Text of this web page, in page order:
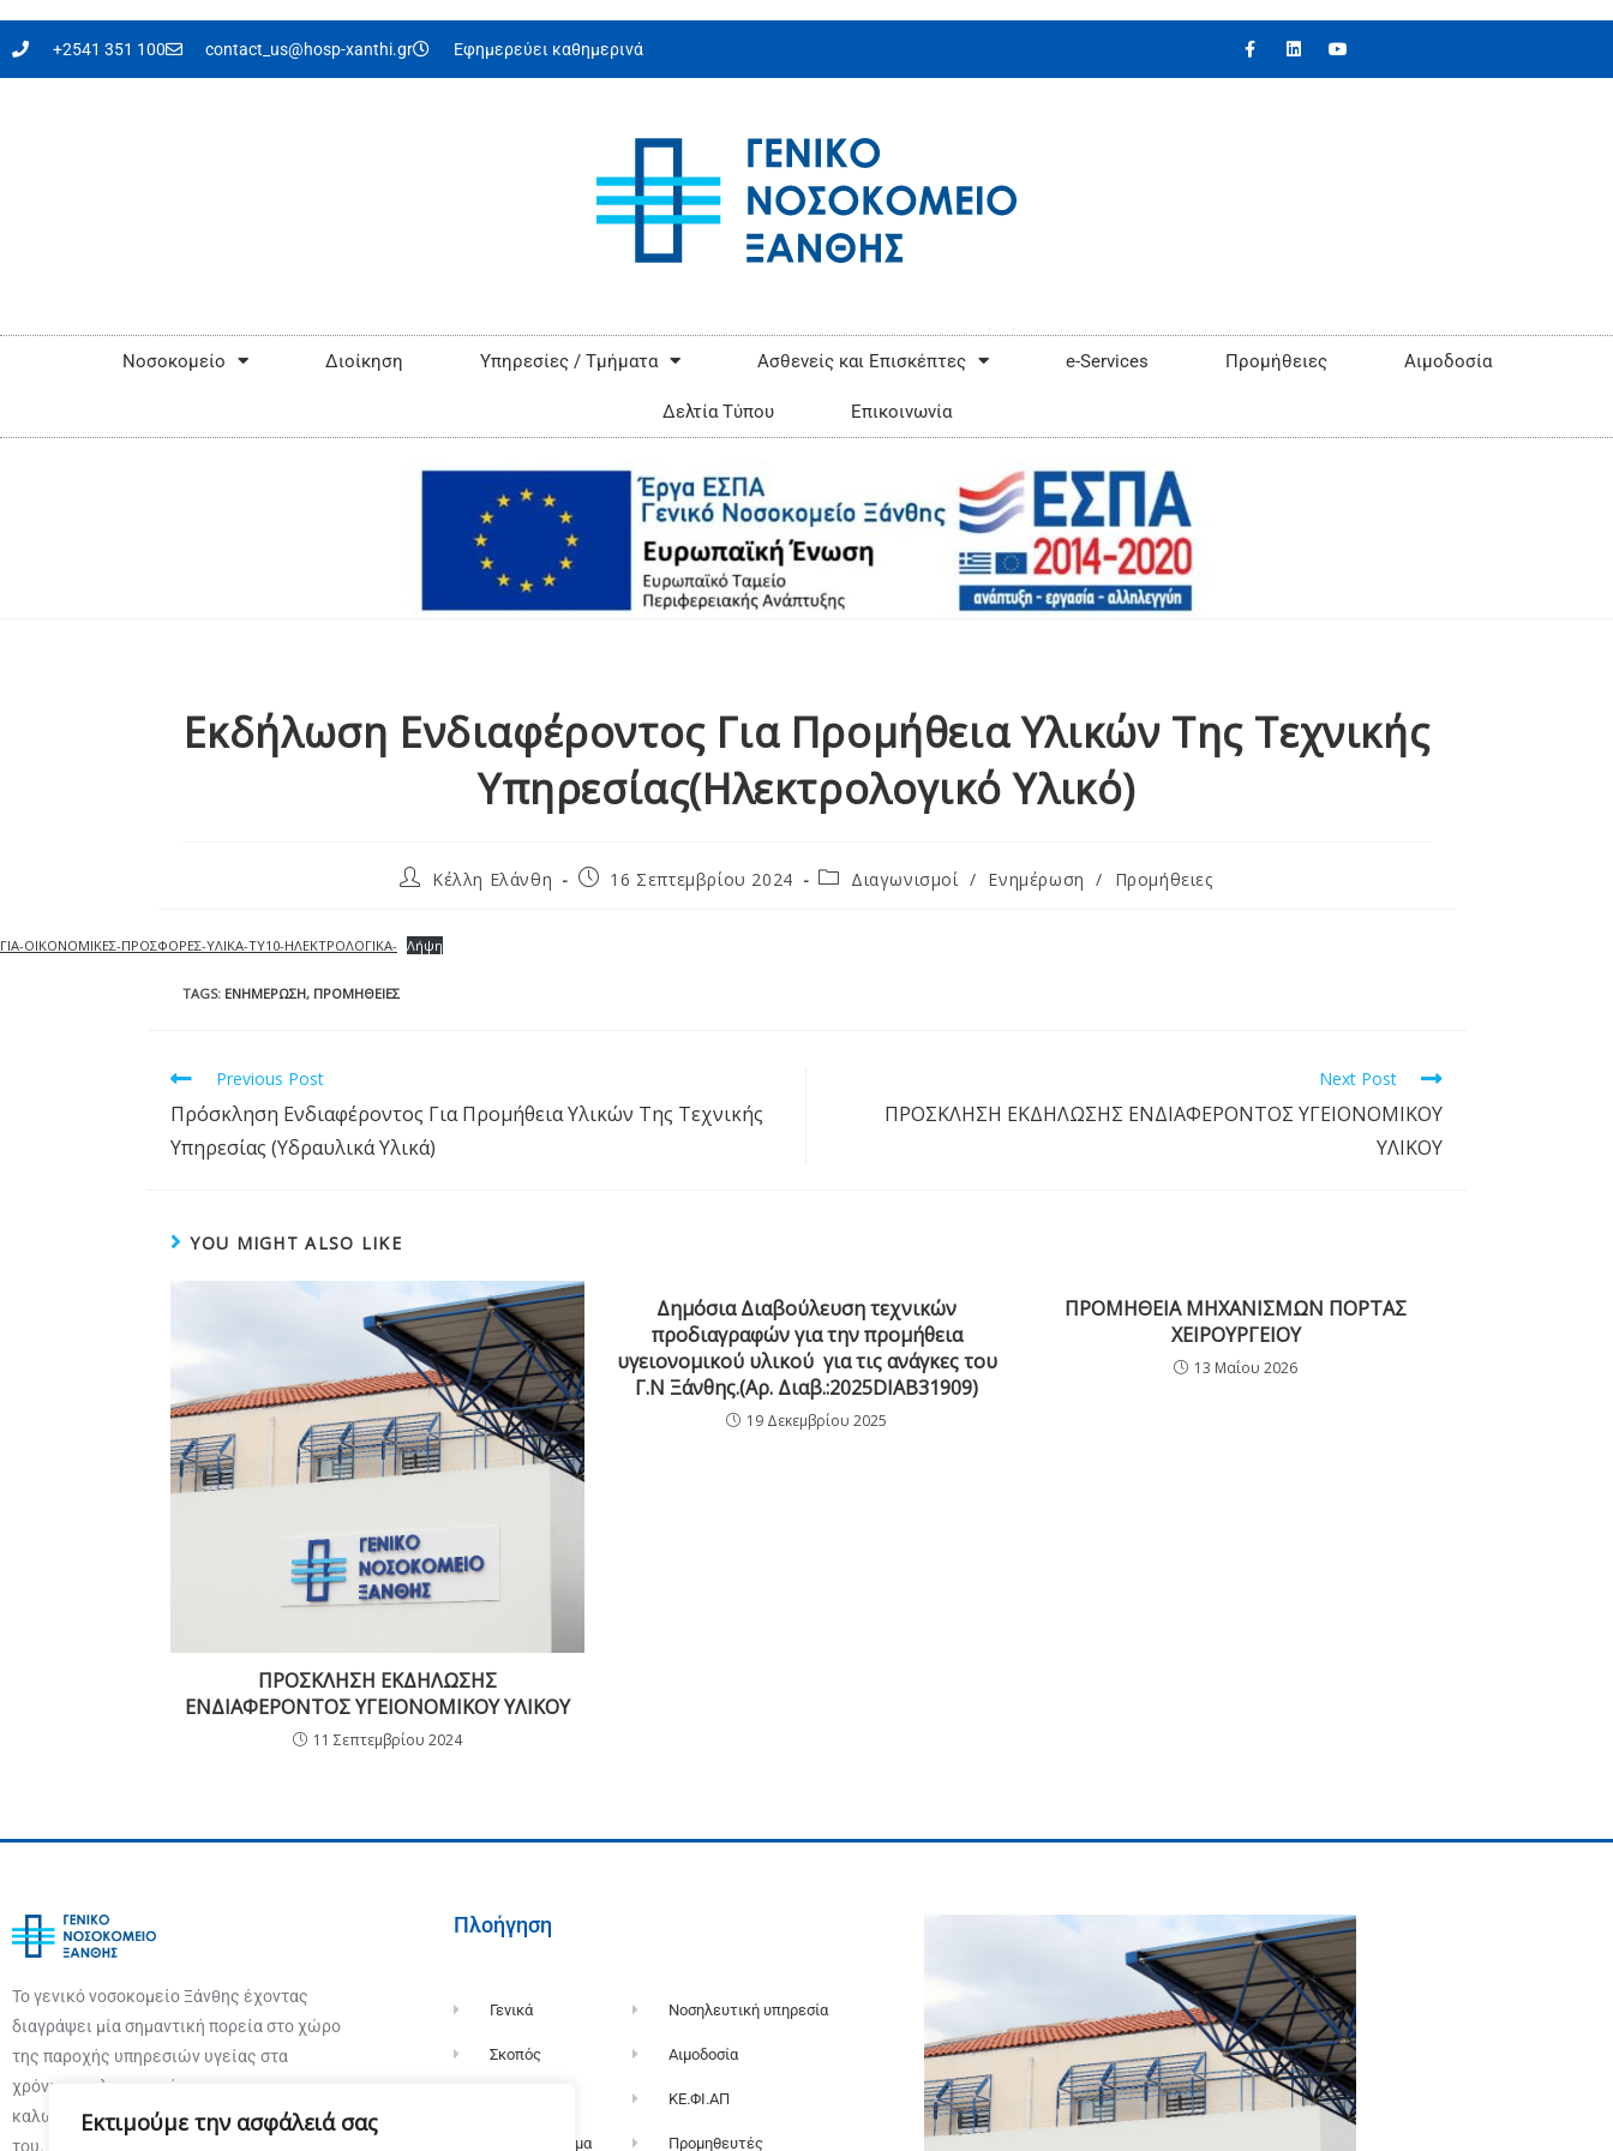
Εκτιμούμε την ασφάλειά σας
+2541 351 100 contact_us@hosp-xanthi.gr Εφημερεύει καθημερινά
Νοσοκομείο Διοίκηση Υπηρεσίες / Τμήματα Ασθενείς και Επισκέπτες e-Services Προμήθειες Αιμοδοσία
Δελτία Τύπου Επικοινωνία
Εκδήλωση Ενδιαφέροντος Για Προμήθεια Υλικών Της Τεχνικής
Υπηρεσίας(Ηλεκτρολογικό Υλικό)
Κέλλη Ελάνθη 16 Σεπτεμβρίου 2024 Διαγωνισμοί / Ενημέρωση / Προμήθειες
ΓΙA-ΟΙΚΟΝΟΜΙΚΕΣ-ΠΡΟΣΦΟΡΕΣ-ΥΛΙΚΑ-ΤΥ10-ΗΛΕΚΤΡΟΛΟΓΙΚΑ- Λήψη
TAGS: ΕΝΗΜΈΡΩΣΗ, ΠΡΟΜΉΘΕΙΕΣ
Previous Post
Πρόσκληση Ενδιαφέροντος Για Προμήθεια Υλικών Της Τεχνικής
Υπηρεσίας (Yδραυλικά Υλικά)
Next Post
ΠΡΟΣΚΛΗΣΗ ΕΚΔΗΛΩΣΗΣ ΕΝΔΙΑΦΕΡΟΝΤΟΣ ΥΓΕΙΟΝΟΜΙΚΟΥ
ΥΛΙΚΟΥ
YOU MIGHT ALSO LIKE
ΠΡΟΣΚΛΗΣΗ ΕΚΔΗΛΩΣΗΣ
ΕΝΔΙΑΦΕΡΟΝΤΟΣ ΥΓΕΙΟΝΟΜΙΚΟΥ ΥΛΙΚΟΥ
11 Σεπτεμβρίου 2024
Δημόσια Διαβούλευση τεχνικών
προδιαγραφών για την προμήθεια
υγειονομικού υλικού για τις ανάγκες του
Γ.Ν Ξάνθης.(Αρ. Διαβ.:2025DIAB31909)
19 Δεκεμβρίου 2025
ΠΡΟΜΗΘΕΙΑ ΜΗΧΑΝΙΣΜΩΝ ΠΟΡΤΑΣ
ΧΕΙΡΟΥΡΓΕΙΟΥ
13 Μαΐου 2026
Το γενικό νοσοκομείο Ξάνθης έχοντας
διαγράψει μία σημαντική πορεία στο χώρο
της παροχής υπηρεσιών υγείας στα
χρόνια της λειτουργίας του σας
καλωσορίζει στην επίσημη ιστοσελίδα
του.
Πλοήγηση
Γενικά
Σκοπός
Οργανόγραμμα
Νοσηλευτική υπηρεσία
Αιμοδοσία
ΚΕ.ΦΙ.ΑΠ
Προμηθευτές